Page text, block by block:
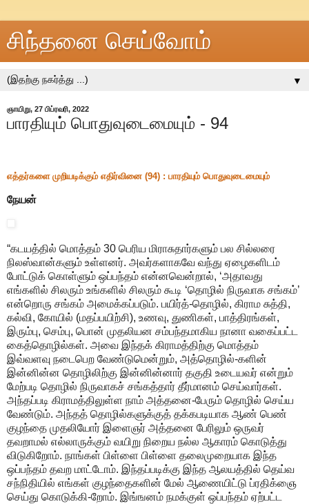
சிந்தனை செய்வோம்
▼
ஞாயிறு, 27 பிப்ரவரி, 2022
பாரதியும் பொதுவுடைமையும் - 94
எத்தர்களை முறியடிக்கும் எதிர்வினை (94) : பாரதியும் பொதுவுடைமையும்
நேயன்
“கடயத்தில் மொத்தம் 30 பெரிய மிராசுதார்களும் பல சில்லரை
நிலஸ்வான்களும் உள்ளனர். அவர்களாகவே வந்து ஏழைகளிடம்
போட்டுக் கொள்ளும் ஒப்பந்தம் என்னவென்றால், ‘அதாவது
எங்களில் சிலரும் உங்களில் சிலரும் கூடி ‘தொழில் நிருவாக சங்கம்’
என்றொரு சங்கம் அமைக்கப்படும். பயிர்த்-தொழில், கிராம சுத்தி,
கல்வி, கோயில் (மதப்பயிற்சி), உணவு, துணிகள், பாத்திரங்கள்,
இரும்பு, செம்பு, பொன் முதலியன சம்பந்தமாகிய நானா வகைப்பட்ட
கைத்தொழில்கள். அவை இந்தக் கிராமத்திற்கு மொத்தம்
இவ்வளவு நடைபெற வேண்டுமென்றும், அத்தொழில்-களின்
இன்னின்ன தொழிலிற்கு இன்னின்னார் தகுதி உடையவர் என்றும்
மேற்படி தொழில் நிருவாகச் சங்கத்தார் தீர்மானம் செய்வார்கள்.
அந்தப்படி கிராமத்திலுள்ள நாம் அத்தனை-பேரும் தொழில் செய்ய
வேண்டும். அந்தத் தொழில்களுக்குத் தக்கபடியாக ஆண் பெண்
குழந்தை முதலியோர் இளைஞர் அத்தனை பேரிலும் ஒருவர்
தவறாமல் எல்லாருக்கும் வயிறு நிறைய நல்ல ஆகாரம் கொடுத்து
விடுகிறோம். நாங்கள் பிள்ளை பிள்ளை தலைமுறையாக இந்த
ஒப்பந்தம் தவற மாட்டோம். இந்தப்படிக்கு இந்த ஆலயத்தில் தெய்வ
சந்நிதியில் எங்கள் குழந்தைகளின் மேல் ஆணையிட்டு ப்ரதிக்ஞை
செய்து கொடுக்கி-றோம். இங்ஙனம் நமக்குள் ஒப்பந்தம் ஏற்பட்ட